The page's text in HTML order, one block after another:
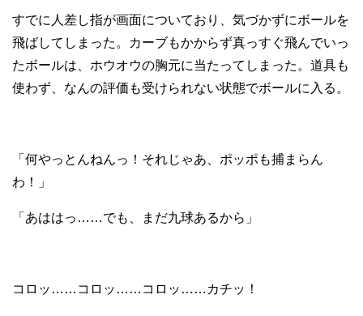
すでに人差し指が画面についており、気づかずにボールを
飛ばしてしまった。カーブもかからず真っすぐ飛んでいっ
たボールは、ホウオウの胸元に当たってしまった。道具も
使わず、なんの評価も受けられない状態でボールに入る。
「何やっとんねんっ！それじゃあ、ポッポも捕まらん
わ！」
「あははっ……でも、まだ九球あるから」
コロッ……コロッ……コロッ……カチッ！